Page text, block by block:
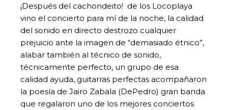
¡Después del cachondeito! de los Locoplaya
vino el concierto para mí de la noche, la calidad
del sonido en directo destrozo cualquier
prejuicio ante la imagen de “demasiado étnico”,
alabar también al técnico de sonido,
técnicamente perfecto, un grupo de esa
calidad ayuda, guitarras perfectas acompañaron
la poesía de Jairo Zabala (DePedro) gran banda
que regalaron uno de los mejores conciertos